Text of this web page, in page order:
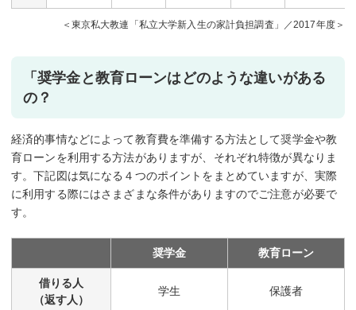
＜東京私大教連「私立大学新入生の家計負担調査」／2017年度＞
「奨学金と教育ローンはどのような違いがある
の？
経済的事情などによって教育費を準備する方法として奨学金や教
育ローンを利用する方法がありますが、それぞれ特徴が異なりま
す。下記図は気になる４つのポイントをまとめていますが、実際
に利用する際にはさまざまな条件がありますのでご注意が必要で
す。
奨学金 教育ローン
借りる人
（返す人）
学生 保護者